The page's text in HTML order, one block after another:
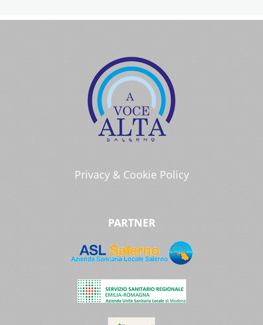
Privacy & Cookie Policy
PARTNER